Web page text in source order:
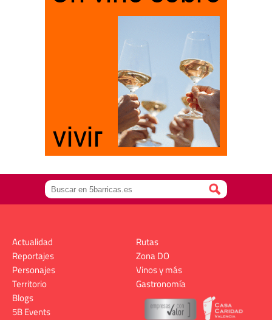
Actualidad
Reportajes
Personajes
Territorio
Rutas
Zona DO
Vinos y más
Gastronomía
Blogs
5B Events